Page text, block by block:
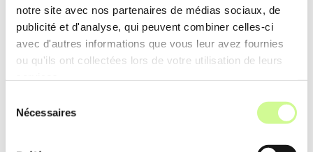
notre site avec nos partenaires de médias sociaux, de
publicité et d'analyse, qui peuvent combiner celles-ci
avec d'autres informations que vous leur avez fournies
ou qu'ils ont collectées lors de votre utilisation de leurs
Nécessaires
apprenants, permettant la création de visuels
précis et personnalisés en fonction des besoins
spécifiques des utilisateurs.
Un site e-commerce peut s’appuyer sur cette